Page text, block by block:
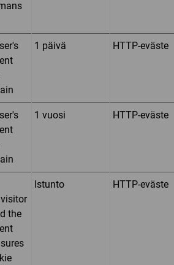
1 päivä HTTP-eväste
1 vuosi HTTP-eväste
the
Istunto HTTP-eväste